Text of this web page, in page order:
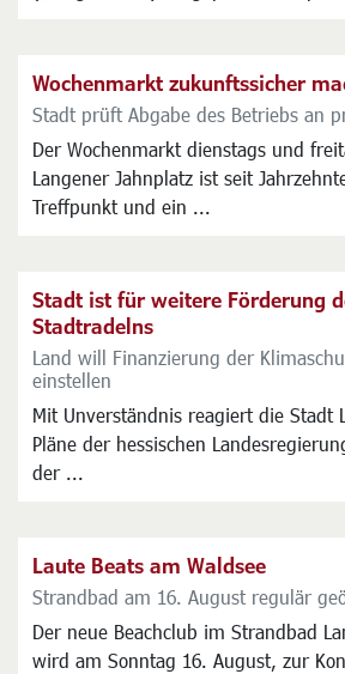
Wochenmarkt zukunftssicher
Stadt prüft Abgabe des Betriebs an
Der Wochenmarkt dienstags und
Langener Jahnplatz ist seit
Treffpunkt und ein ...
Stadt ist für weitere Förderung
Stadtradelns
Land will Finanzierung der
einstellen
Mit Unverständnis reagiert die Stadt
Pläne der hessischen
der ...
Laute Beats am Waldsee
Strandbad am 16. August regulär
Der neue Beachclub im Strandbad
wird am Sonntag 16. August, zur